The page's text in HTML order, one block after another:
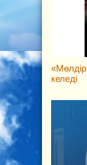
келеді